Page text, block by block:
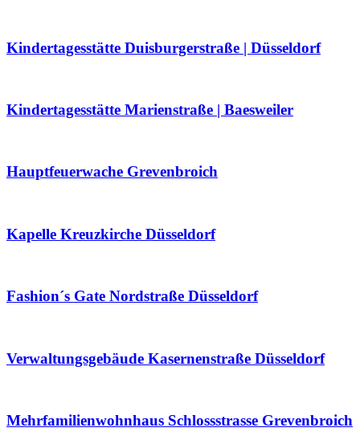
Kindertagesstätte Duisburgerstraße | Düsseldorf
Kindertagesstätte Marienstraße | Baesweiler
Hauptfeuerwache Grevenbroich
Kapelle Kreuzkirche Düsseldorf
Fashion´s Gate Nordstraße Düsseldorf
Verwaltungsgebäude Kasernenstraße Düsseldorf
Mehrfamilienwohnhaus Schlossstrasse Grevenbroich